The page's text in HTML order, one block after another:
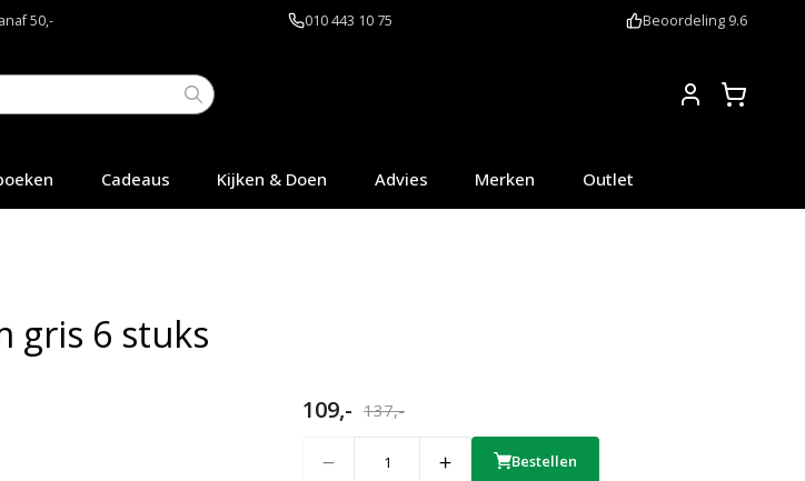
50,- 010 443 10 75 Beoordeling 9.6
Cadeaus Kijken & Doen Advies Merken Outlet
gris 6 stuks
109,- 137,-
Bestellen